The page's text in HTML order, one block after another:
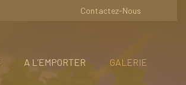
Contactez-Nous
A L’EMPORTER GALERIE